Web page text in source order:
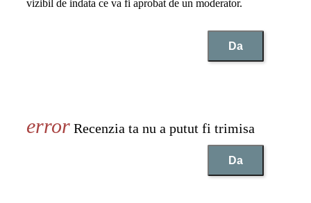
vizibil de indata ce va fi aprobat de un moderator.
Da
Recenzia ta nu a putut fi trimisa
Da